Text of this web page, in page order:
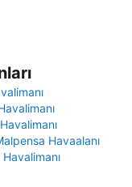
Havaalanı